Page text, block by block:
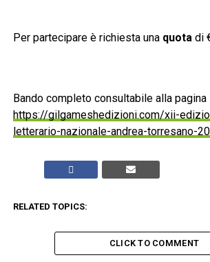
Per partecipare è richiesta una quotadi
Bando completo consultabile alla pagina
https://gilgameshedizioni.com/xii-
letterario-nazionale-andrea-torresano-
RELATED TOPICS:
CLICK TO COMMENT